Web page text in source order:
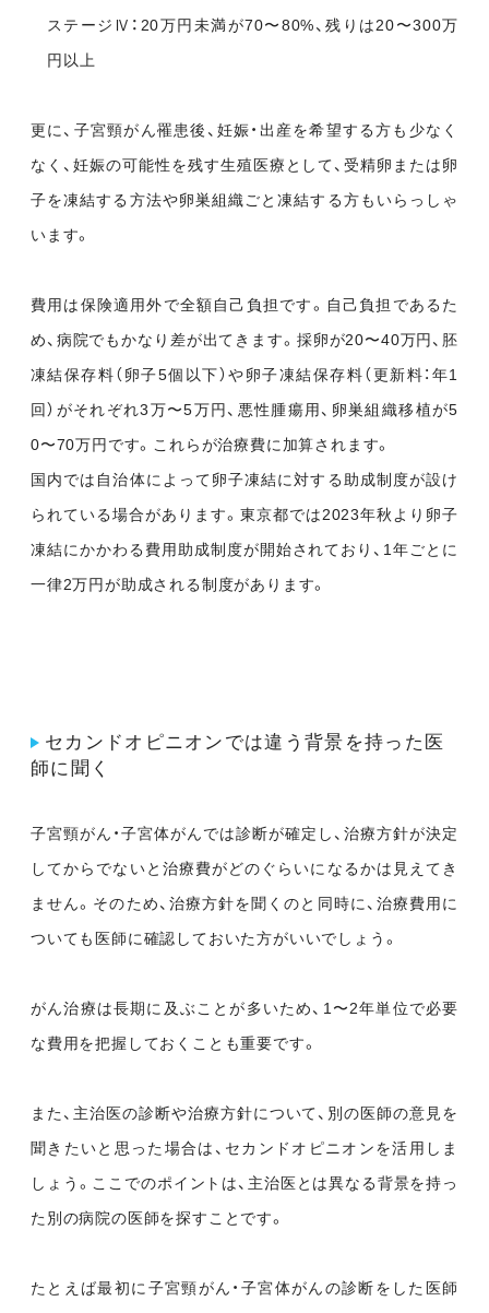
ステージⅣ： 20万円未満が70〜80%、残りは20〜300万
円以上
更に、子宮頸がん罹患後、妊娠・出産を希望する方も少なく
なく、妊娠の可能性を残す生殖医療として、受精卵または卵
子を凍結する方法や卵巣組織ごと凍結する方もいらっしゃ
います。
費用は保険適用外で全額自己負担です。自己負担であるた
め、病院でもかなり差が出てきます。採卵が20〜40万円、胚
凍結保存料（卵子5個以下）や卵子凍結保存料（更新料：年1
回）がそれぞれ3万〜5万円、悪性腫瘍用、卵巣組織移植が5
0〜70万円です。これらが治療費に加算されます。
国内では自治体によって卵子凍結に対する助成制度が設け
られている場合があります。東京都では2023年秋より卵子
凍結にかかわる費用助成制度が開始されており、1年ごとに
一律2万円が助成される制度があります。
セカンドオピニオンでは違う背景を持った医
師に聞く
子宮頸がん・子宮体がんでは診断が確定し、治療方針が決定
してからでないと治療費がどのぐらいになるかは見えてき
ません。そのため、治療方針を聞くのと同時に、治療費用に
ついても医師に確認しておいた方がいいでしょう。
がん治療は長期に及ぶことが多いため、1〜2年単位で必要
な費用を把握しておくことも重要です。
また、主治医の診断や治療方針について、別の医師の意見を
聞きたいと思った場合は、セカンドオピニオンを活用しま
しょう。ここでのポイントは、主治医とは異なる背景を持っ
た別の病院の医師を探すことです。
たとえば最初に子宮頸がん・子宮体がんの診断をした医師